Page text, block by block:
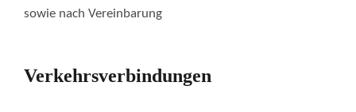
sowie nach Vereinbarung
Verkehrsverbindungen